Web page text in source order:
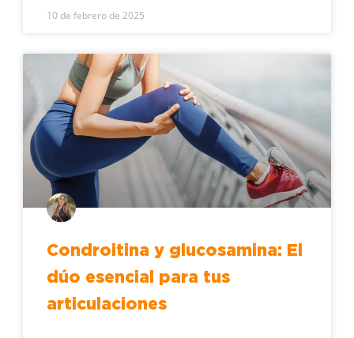
10 de febrero de 2025
Condroitina y glucosamina: El
dúo esencial para tus
articulaciones